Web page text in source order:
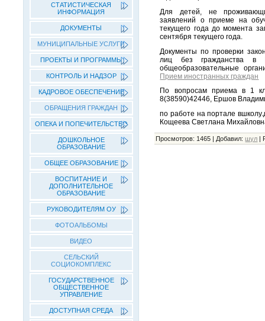
СТАТИСТИЧЕСКАЯ
ИНФОРМАЦИЯ
ДОКУМЕНТЫ
МУНИЦИПАЛЬНЫЕ УСЛУГИ
ПРОЕКТЫ И ПРОГРАММЫ
КОНТРОЛЬ И НАДЗОР
КАДРОВОЕ ОБЕСПЕЧЕНИЕ
ОБРАЩЕНИЯ ГРАЖДАН
ОПЕКА И ПОПЕЧИТЕЛЬСТВО
ДОШКОЛЬНОЕ
ОБРАЗОВАНИЕ
ОБЩЕЕ ОБРАЗОВАНИЕ
ВОСПИТАНИЕ И
ДОПОЛНИТЕЛЬНОЕ
ОБРАЗОВАНИЕ
РУКОВОДИТЕЛЯМ ОУ
ФОТОАЛЬБОМЫ
ВИДЕО
СЕЛЬСКИЙ
СОЦИОКОМПЛЕКС
ГОСУДАРСТВЕННОЕ
ОБЩЕСТВЕННОЕ
УПРАВЛЕНИЕ
ДОСТУПНАЯ СРЕДА
Для детей, не
заявлений о приеме на
текущего года до момента
сентября текущего года.
Документы по проверки
лиц без гражданства в
общеобразовательные
Прием иностранных граждан
По вопросам приема в 1
8(38590)42446, Ершов
по работе на портале
Кощеева Светлана
Просмотров: 1465 | Добавил: шул |